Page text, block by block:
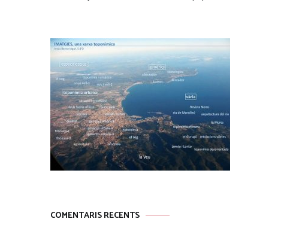
COMENTARIS RECENTS